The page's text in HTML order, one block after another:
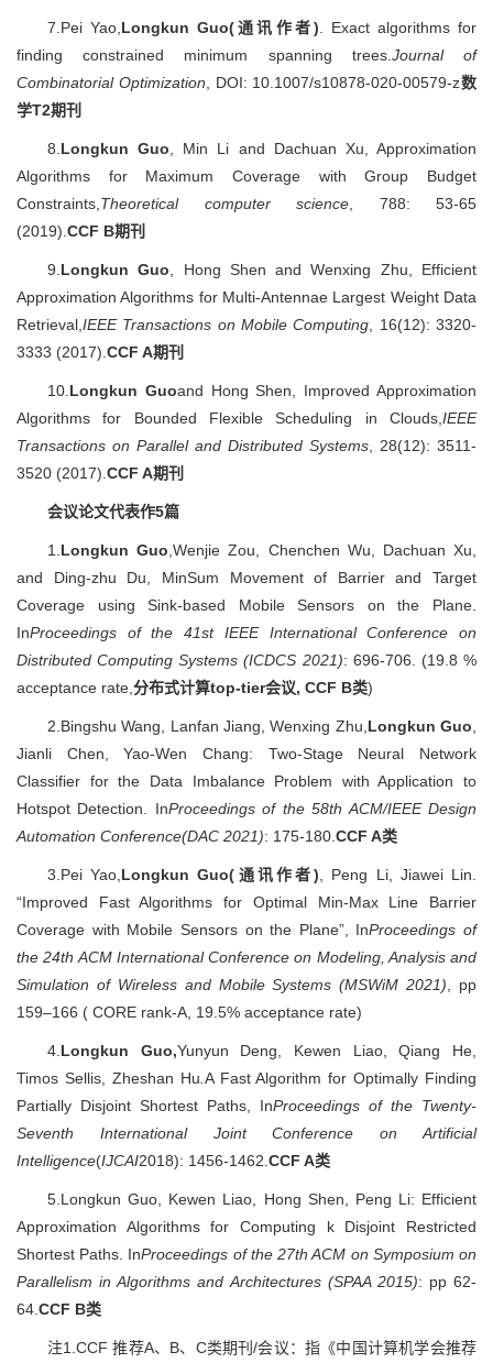
7.Pei Yao, Longkun Guo(通讯作者) . Exact algorithms for
finding constrained minimum spanning trees. Journal of
Combinatorial Optimization , DOI: 10.1007/s10878-020-00579-z数
学T2期刊
8. Longkun Guo , Min Li and Dachuan Xu, Approximation
Algorithms for Maximum Coverage with Group Budget
Constraints, Theoretical computer science , 788: 53-65
(2019). CCF B期刊
9. Longkun Guo , Hong Shen and Wenxing Zhu, Efficient
Approximation Algorithms for Multi-Antennae Largest Weight Data
Retrieval, IEEE Transactions on Mobile Computing , 16(12): 3320-
3333 (2017). CCF A期刊
10. Longkun Guoand Hong Shen, Improved Approximation
Algorithms for Bounded Flexible Scheduling in Clouds, IEEE
Transactions on Parallel and Distributed Systems , 28(12): 3511-
3520 (2017). CCF A期刊
会议论文代表作5篇
1. Longkun Guo ,Wenjie Zou, Chenchen Wu, Dachuan Xu,
and Ding-zhu Du, MinSum Movement of Barrier and Target
Coverage using Sink-based Mobile Sensors on the Plane.
InProceedings of the 41st IEEE International Conference on
Distributed Computing Systems (ICDCS 2021): 696-706. (19.8 %
acceptance rate, 分布式计算top-tier会议, CCF B类)
2.Bingshu Wang, Lanfan Jiang, Wenxing Zhu, Longkun Guo
Jianli Chen, Yao-Wen Chang: Two-Stage Neural Network
Classifier for the Data Imbalance Problem with Application to
Hotspot Detection. InProceedings of the 58th ACM/IEEE Design
Automation Conference(DAC 2021): 175-180. CCF A类
3.Pei Yao, Longkun Guo(通讯作者) , Peng Li, Jiawei Lin.
“Improved Fast Algorithms for Optimal Min-Max Line Barrier
Coverage with Mobile Sensors on the Plane”, InProceedings of
the 24th ACM International Conference on Modeling, Analysis and
Simulation of Wireless and Mobile Systems (MSWiM 2021) , pp
159–166 ( CORE rank-A, 19.5% acceptance rate)
4. Longkun Guo,Yunyun Deng, Kewen Liao, Qiang He,
Timos Sellis, Zheshan Hu A Fast Algorithm for Optimally Finding
Partially Disjoint Shortest Paths, InProceedings of the Twenty-
Seventh International Joint Conference on Artificial
Intelligence(IJCAI2018): 1456-1462. CCF A类
5.Longkun Guo, Kewen Liao, Hong Shen, Peng Li: Efficient
Approximation Algorithms for Computing k Disjoint Restricted
Shortest Paths. InProceedings of the 27th ACM on Symposium on
Parallelism in Algorithms and Architectures (SPAA 2015): pp 62-
64. CCF B类
注1.CCF 推荐A、B、C类期刊/会议：指《中国计算机学会推荐